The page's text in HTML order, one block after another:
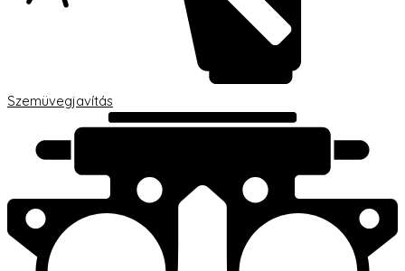
Szemüvegjavítás